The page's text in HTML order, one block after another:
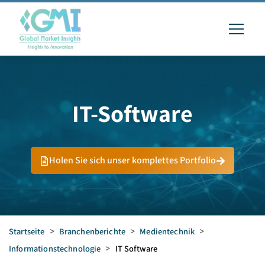
IT-Software
Holen Sie sich unser komplettes Portfolio
Startseite > Branchenberichte > Medientechnik >
Informationstechnologie > IT Software